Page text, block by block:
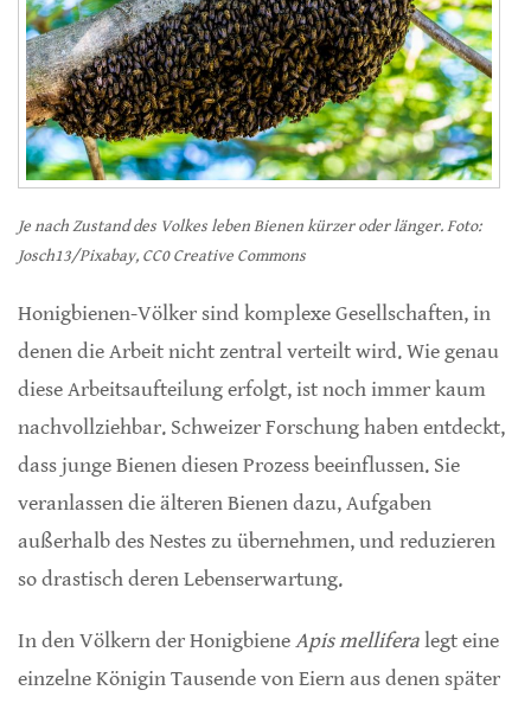
Je nach Zustand des Volkes leben Bienen kürzer oder länger. Foto:
Josch13/Pixabay, CC0 Creative Commons
Honigbienen-Völker sind komplexe Gesellschaften, in
denen die Arbeit nicht zentral verteilt wird. Wie genau
diese Arbeitsaufteilung erfolgt, ist noch immer kaum
nachvollziehbar. Schweizer Forschung haben entdeckt,
dass junge Bienen diesen Prozess beeinflussen. Sie
veranlassen die älteren Bienen dazu, Aufgaben
außerhalb des Nestes zu übernehmen, und reduzieren
so drastisch deren Lebenserwartung.
In den Völkern der HonigbieneApis melliferalegt eine
einzelne Königin Tausende von Eiern aus denen später